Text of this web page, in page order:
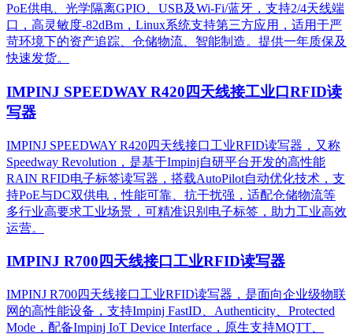
PoE供电、光学隔离GPIO、USB及Wi-Fi/蓝牙，支持2/4天线端
口，高灵敏度-82dBm，Linux系统支持第三方应用，适用于严
苛环境下的资产追踪、仓储物流、智能制造。提供一年质保及
快速发货。
IMPINJ SPEEDWAY R420四天线接工业口RFID读
写器
IMPINJ SPEEDWAY R420四天线接口工业RFID读写器，又称
Speedway Revolution，是基于Impinj自研平台开发的高性能
RAIN RFID电子标签读写器，搭载AutoPilot自动优化技术，支
持PoE与DC双供电，性能可靠、抗干扰强，适配仓储物流等
多行业高要求工业场景，可精准识别电子标签，助力工业高效
运营。​
IMPINJ R700四天线接口工业RFID读写器
IMPINJ R700四天线接口工业RFID读写器，是面向企业级物联
网的高性能设备，支持Impinj FastID、Authenticity、Protected
Mode，配备Impinj IoT Device Interface，原生支持MQTT、